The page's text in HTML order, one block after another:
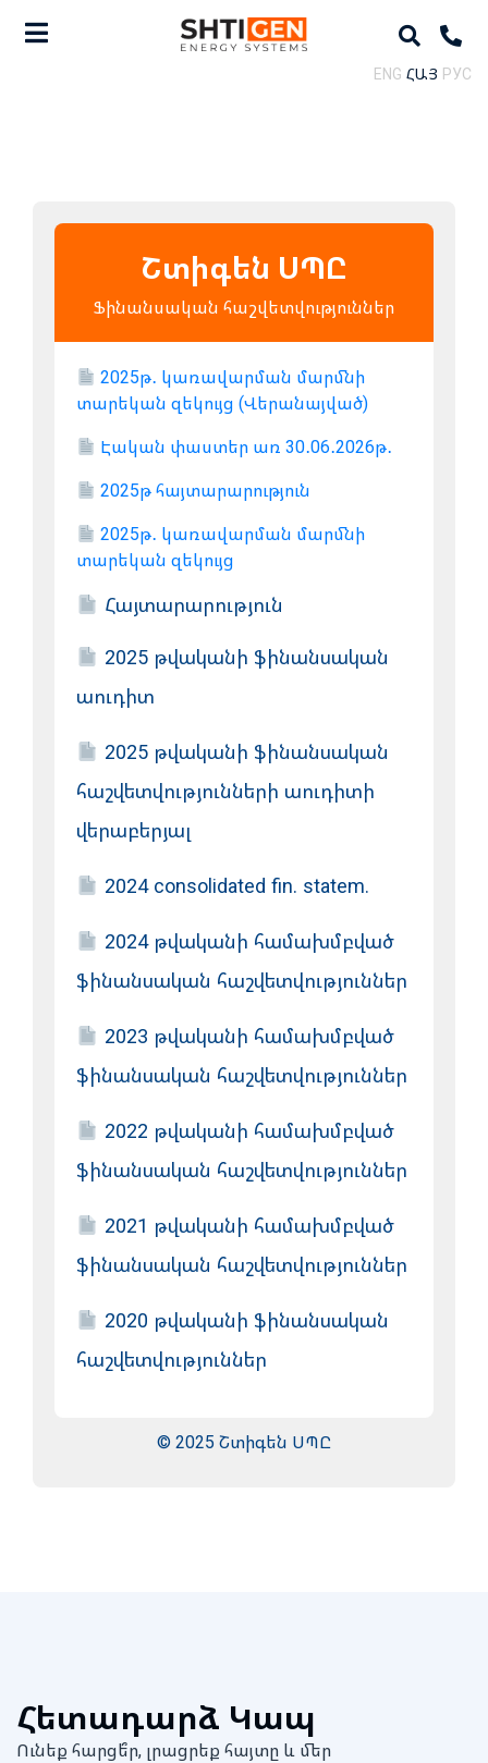
ENG ՀԱՅ РУС
Շտիգեն ՍՊԸ
Ֆինանսական հաշվետվություններ
2025թ․ կառավարման մարմնի
տարեկան զեկույց (Վերանայված)
Էական փաստեր առ 30․06․2026թ․
2025թ հայտարարություն
2025թ․ կառավարման մարմնի
տարեկան զեկույց
Հայտարարություն
2025 թվականի ֆինանսական
աուդիտ
2025 թվականի ֆինանսական
հաշվետվությունների աուդիտի
վերաբերյալ
2024 consolidated fin. statem.
2024 թվականի համախմբված
ֆինանսական հաշվետվություններ
2023 թվականի համախմբված
ֆինանսական հաշվետվություններ
2022 թվականի համախմբված
ֆինանսական հաշվետվություններ
2021 թվականի համախմբված
ֆինանսական հաշվետվություններ
2020 թվականի ֆինանսական
հաշվետվություններ
© 2025 Շտիգեն ՍՊԸ
Հետադարձ Կապ
Ունեք հարցե՞ր, լրացրեք հայտը և մեր